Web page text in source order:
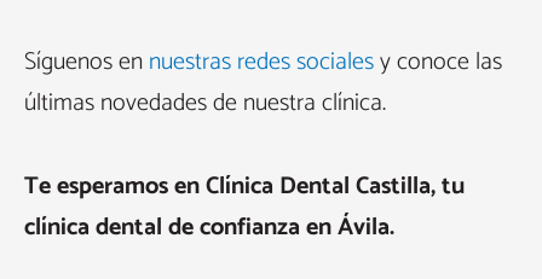
Síguenos en nuestras redes socialesy conoce las
últimas novedades de nuestra clínica.
Te esperamos en Clínica Dental Castilla, tu
clínica dental de confianza en Ávila.